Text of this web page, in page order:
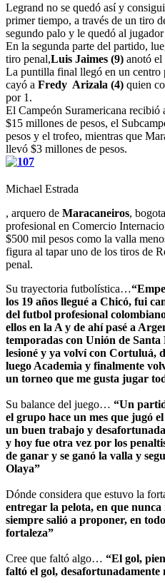
Legrand no se quedó así y
primer tiempo, a través de un tiro
segundo palo y le quedó al jugador
En la segunda parte del partido,
tiro penal,Luis Jaimes (9) anotó el
La puntilla final llegó en un centro
cayó a Fredy Arizala (4) quien
por 1.
El Campeón Suramericana recibió
$15 millones de pesos, el
pesos y el trofeo, mientras que
llevó $3 millones de pesos.
Michael Estrada
, arquero de Maracaneiros,
profesional en Comercio
$500 mil pesos como la valla
figura al tapar uno de los tiros de
penal.
Su trayectoria futbolística…
los 19 años llegué a Chicó, fui
del futbol profesional
ellos en la A y de ahí pasé a
temporadas con Unión de
lesioné y ya volví con Cortuluá,
luego Academia y finalmente
un torneo que me gusta jugar
Su balance del juego… “Un
el grupo hace un mes que jugó
un buen trabajo y
y hoy fue otra vez por los
de ganar y se ganó la valla y
Olaya”
Dónde considera que estuvo la
entregar la pelota, en que
siempre salió a proponer, en
fortaleza”
Cree que faltó algo… “El gol,
faltó el gol, desafortunadamente